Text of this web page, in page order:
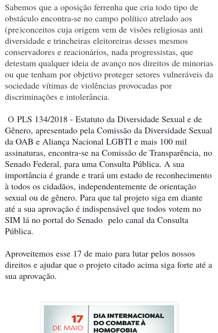
Sabemos que a oposição ferrenha que cria todo tipo de
obstáculo encontra-se no campo político atrelado aos
(pre)conceitos cuja origem vem de visões religiosas anti
diversidade e trincheiras eleitoreiras desses mesmos
conservadores e reacionários, nada progressistas, que
detestam qualquer ideia de avanço nos direitos de minorias
ou que tenham por objetivo proteger setores vulneráveis da
sociedade vítimas de violências provocadas por
discriminações e intolerância.
O PLS 134/2018 - Estatuto da Diversidade Sexual e de
Gênero, apresentado pela Comissão da Diversidade Sexual
da OAB e Aliança Nacional LGBTI e mais 100 mil
assinaturas, encontra-se na Comissão de Transparência, no
Senado Federal, para uma Consulta Pública. A sua
importância é grande e trará um estado de reconhecimento
à todos os cidadãos, independentemente de orientação
sexual ou de gênero. Para que tal projeto siga em diante
até a sua aprovação é indispensável que todos votem no
SIM lá no portal do Senado pelo canal da Consulta
Pública.
Aproveitemos esse 17 de maio para lutar pelos nossos
direitos e ajudar que o projeto citado acima siga forte até a
sua aprovação.